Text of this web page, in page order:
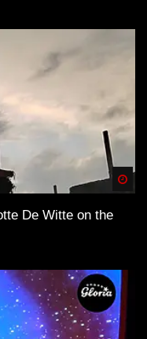
De Witte on the